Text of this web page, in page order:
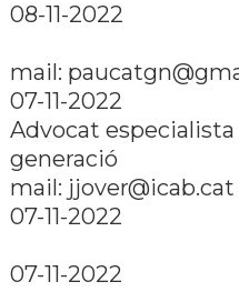
08-11-2022
mail:
07-11-2022
Advocat
generació
mail: jjover@icab.cat
07-11-2022
07-11-2022